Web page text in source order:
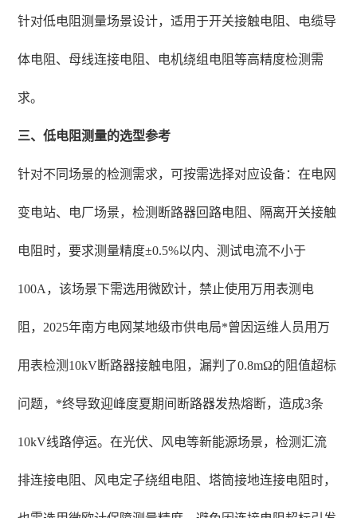
针对低电阻测量场景设计，适用于开关接触电阻、电缆导
体电阻、母线连接电阻、电机绕组电阻等高精度检测需
求。
三、低电阻测量的选型参考
针对不同场景的检测需求，可按需选择对应设备：在电网
变电站、电厂场景，检测断路器回路电阻、隔离开关接触
电阻时，要求测量精度±0.5%以内、测试电流不小于
100A，该场景下需选用微欧计，禁止使用万用表测电
阻，2025年南方电网某地级市供电局*曾因运维人员用万
用表检测10kV断路器接触电阻，漏判了0.8mΩ的阻值超标
问题，*终导致迎峰度夏期间断路器发热熔断，造成3条
10kV线路停运。在光伏、风电等新能源场景，检测汇流
排连接电阻、风电定子绕组电阻、塔筒接地连接电阻时，